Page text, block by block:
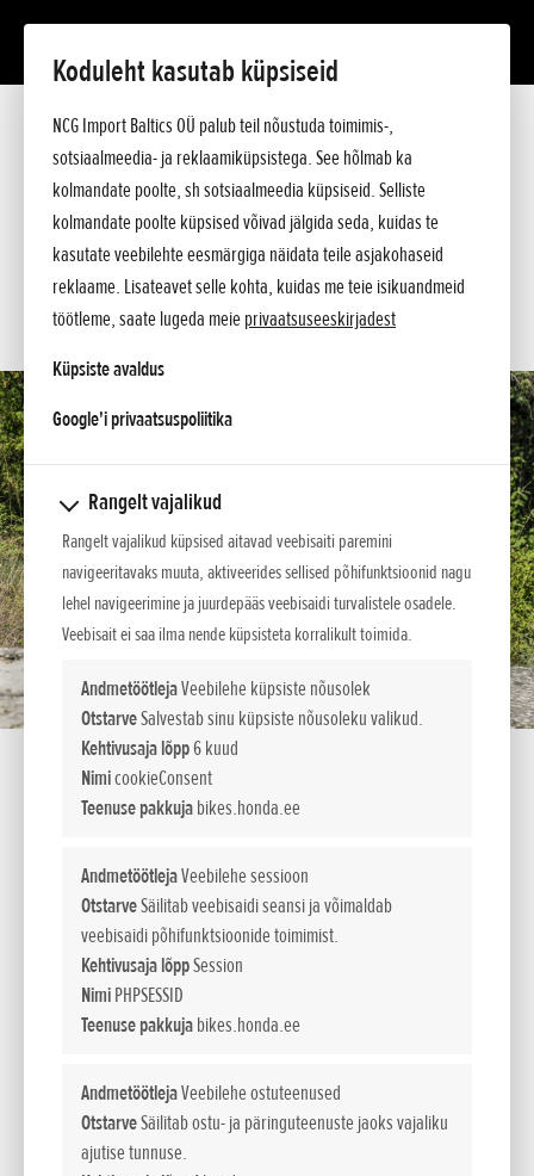
Koduleht kasutab küpsiseid
NCG Import Baltics OÜ palub teil nõustuda toimimis-,
sotsiaalmeedia- ja reklaamiküpsistega. See hõlmab ka
kolmandate poolte, sh sotsiaalmeedia küpsiseid. Selliste
kolmandate poolte küpsised võivad jälgida seda, kuidas te
kasutate veebilehte eesmärgiga näidata teile asjakohaseid
reklaame. Lisateavet selle kohta, kuidas me teie isikuandmeid
töötleme, saate lugeda meieprivaatsuseeskirjadest
Küpsiste avaldus
Google'i privaatsuspoliitikaopens in a new tab
Rangelt vajalikud
Rangelt vajalikud küpsised aitavad veebisaiti paremini
navigeeritavaks muuta, aktiveerides sellised põhifunktsioonid nagu
lehel navigeerimine ja juurdepääs veebisaidi turvalistele osadele.
Veebisait ei saa ilma nende küpsisteta korralikult toimida.
AndmetöötlejaVeebilehe küpsiste nõusolek
OtstarveSalvestab sinu küpsiste nõusoleku valikud.
Kehtivusaja lõpp6 kuud
NimicookieConsent
Teenuse pakkujabikes.honda.ee
AndmetöötlejaVeebilehe sessioon
OtstarveSäilitab veebisaidi seansi ja võimaldab
veebisaidi põhifunktsioonide toimimist.
Kehtivusaja lõppSession
NimiPHPSESSID
Teenuse pakkujabikes.honda.ee
AndmetöötlejaVeebilehe ostuteenused
OtstarveSäilitab ostu- ja päringuteenuste jaoks vajaliku
ajutise tunnuse.
Tutvustus
Tehnilised andmed
Hinnakiri
Küsi lisa
KÜSI PAKKUMIST
SOOVIN TEENINDUSE AEGA
KONTAKT
Montesa Cota 4Ride
taktilisel 258,9 cm3 mootoril. Erinevalt selle trial-sõiduks
mõeldud vennast on 4RIDE mudelil täiesti uus ülekandearv.
Arvestades asjaolu, et mudel on rohkem seiklus- või
maastiku-trialiks mõeldud, on tehtud ka vastavaid
otstarbekohaseid muudatusi. Kasutajal on alati võimalik leida
mugav kiirus, kohandades mootorrattast nii pikkade
kitsad mägisõidurajad või trial-teed.
Uuel 4RIDE mudelil on väga usaldusväärne kvaliteetne kerge